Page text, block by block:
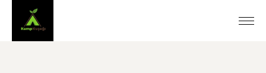
content